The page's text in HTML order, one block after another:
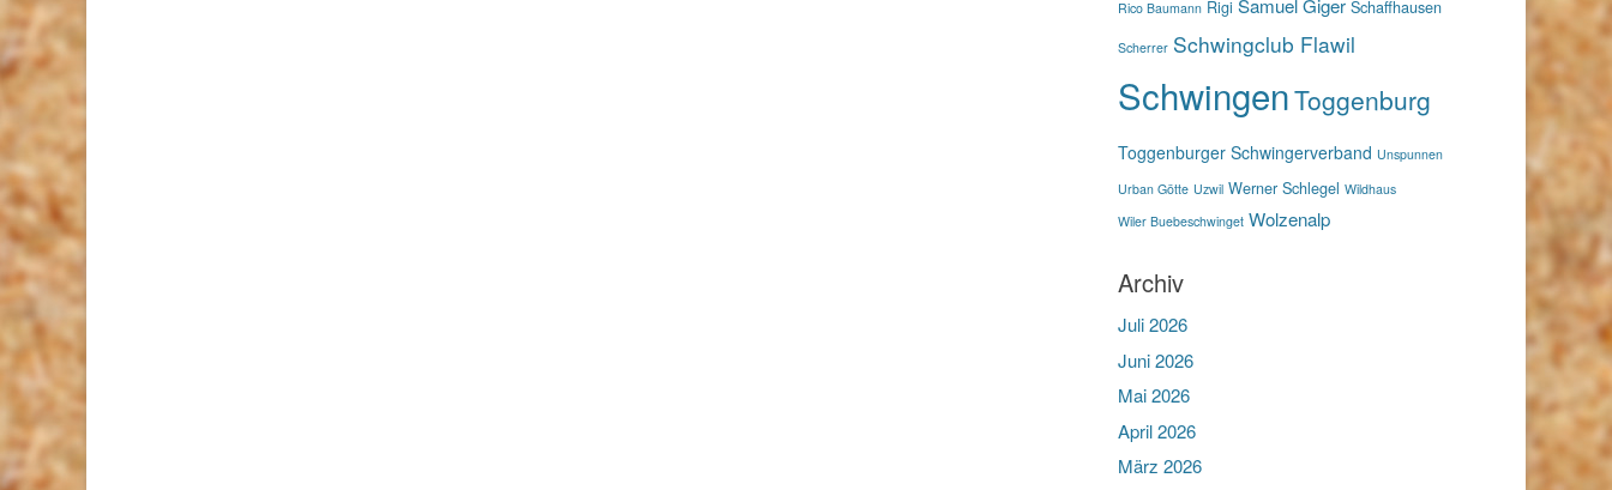
Rico Baumann Rigi Samuel Giger Schaffhausen
Scherrer Schwingclub Flawil
SchwingenToggenburg
Toggenburger Schwingerverband Unspunnen
Urban Götte Uzwil Werner Schlegel Wildhaus
Wiler Buebeschwinget Wolzenalp
Archiv
Juli 2026
Juni 2026
Mai 2026
April 2026
März 2026